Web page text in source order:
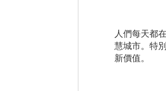
人們每天都
慧城市。特
新價值。